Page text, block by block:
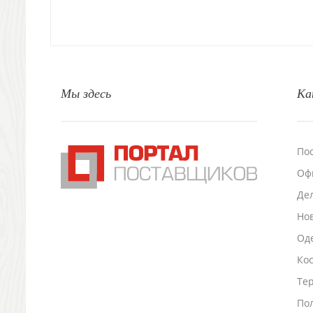
Подставки для визиток записок телефонов
Промо
Антистрессы
Мы здесь